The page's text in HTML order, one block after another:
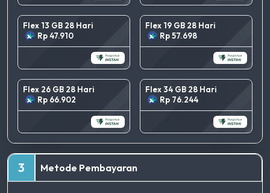
Flex 13 GB 28 Hari
Rp 47.910
Flex 19 GB 28 Hari
Rp 57.698
Flex 26 GB 28 Hari
Rp 66.902
Flex 34 GB 28 Hari
Rp 76.244
3 Metode Pembayaran